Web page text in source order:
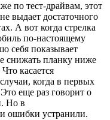
по тест-драйвам, этот
выдает достаточного
А вот когда стрелка
по-настоящему
себя показывает
снижать планку ниже
касается
когда в первых
еще раз говорит о
Но в
ошибки устранили.